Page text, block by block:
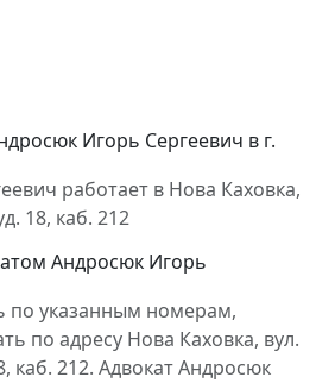
Игорь Сергеевич в г.
работает в Нова Каховка,
18, каб. 212
Андросюк Игорь
по указанным номерам,
по адресу Нова Каховка, вул.
каб. 212. Адвокат Андросюк